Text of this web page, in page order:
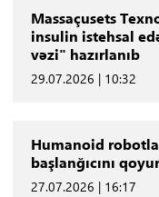
Massaçusets
insulin istehsal
vəzi" hazırlanıb
29.07.2026 | 10:32
Humanoid
başlanğıcını qoyur
27.07.2026 | 16:17